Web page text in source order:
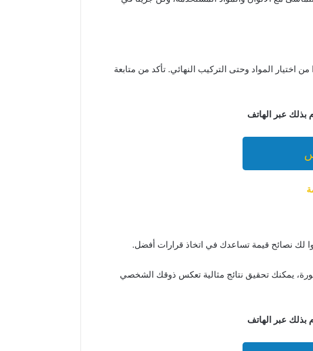
المواد وحتى التركيب النهائي. تأكد من متابعة
بذلك عبر الهاتف
لك نصائح قيمة تساعدك في اتخاذ قرارات أفضل.
يمكنك تحقيق نتائج مثالية تعكس ذوقك الشخصي
بذلك عبر الهاتف